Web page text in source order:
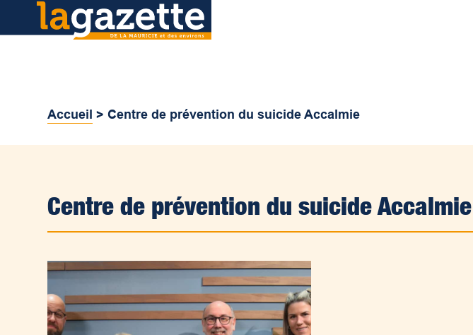
Accueil >Centre de prévention du suicide Accalmie
Centre de prévention du suicide Accalmie